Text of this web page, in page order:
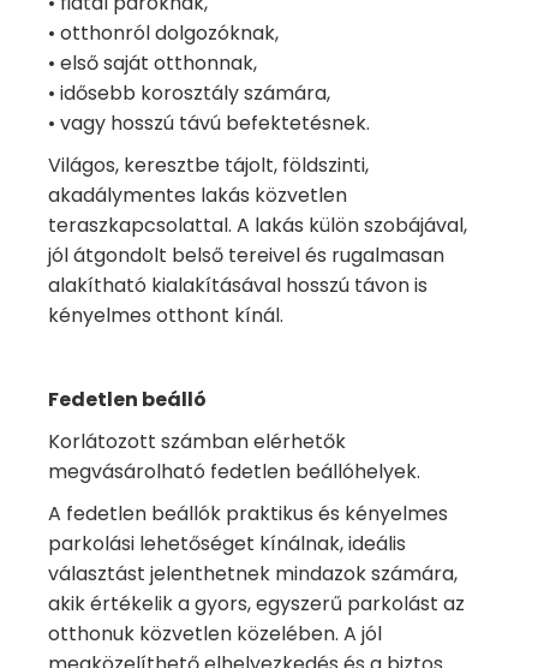
• otthonról dolgozóknak,
• első saját otthonnak,
• idősebb korosztály számára,
• vagy hosszú távú befektetésnek.
Világos, keresztbe tájolt, földszinti,
akadálymentes lakás közvetlen
teraszkapcsolattal. A lakás külön szobájával,
jól átgondolt belső tereivel és rugalmasan
alakítható kialakításával hosszú távon is
kényelmes otthont kínál.
Fedetlen beálló
Korlátozott számban elérhetők
megvásárolható fedetlen beállóhelyek.
A fedetlen beállók praktikus és kényelmes
parkolási lehetőséget kínálnak, ideális
választást jelenthetnek mindazok számára,
akik értékelik a gyors, egyszerű parkolást az
otthonuk közvetlen közelében. A jól